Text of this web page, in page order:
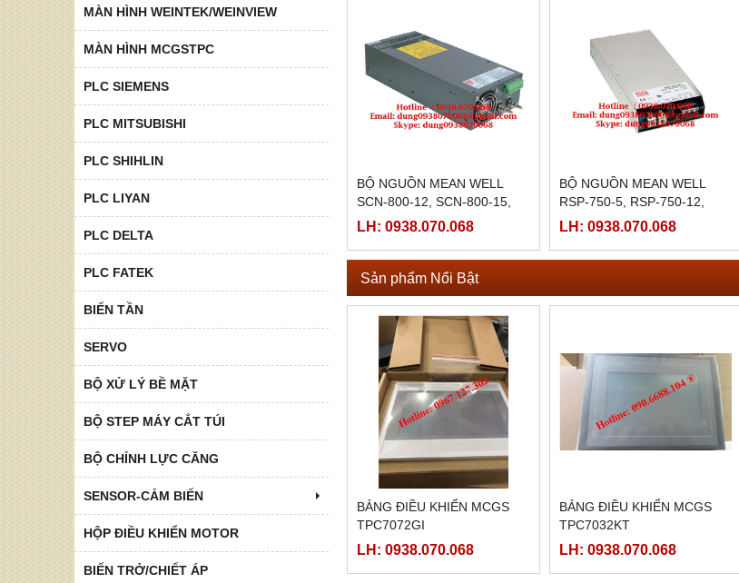
MÀN HÌNH WEINTEK/WEINVIEW
MÀN HÌNH MCGSTPC
PLC SIEMENS
PLC MITSUBISHI
PLC SHIHLIN
PLC LIYAN
PLC DELTA
PLC FATEK
BIẾN TẦN
SERVO
BỘ XỬ LÝ BỀ MẶT
BỘ STEP MÁY CẮT TÚI
BỘ CHỈNH LỰC CĂNG
SENSOR-CẢM BIẾN
HỘP ĐIỀU KHIỂN MOTOR
BIẾN TRỞ/CHIẾT ÁP
BỘ NGUỒN MEAN WELL
SCN-800-12, SCN-800-15,
SCN-800-24,SCN-800-
LH: 0938.070.068
BỘ NGUỒN MEAN WELL
RSP-750-5, RSP-750-12,
RSP-750-15, RSP-750-
LH: 0938.070.068
Sản phẩm Nổi Bật
BẢNG ĐIỀU KHIỂN MCGS
TPC7072GI
LH: 0938.070.068
BẢNG ĐIỀU KHIỂN MCGS
TPC7032KT
LH: 0938.070.068